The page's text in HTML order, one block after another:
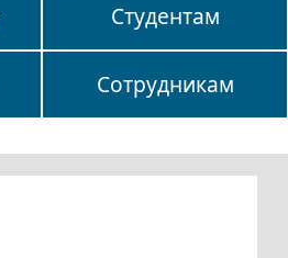
Студентам
Сотрудникам